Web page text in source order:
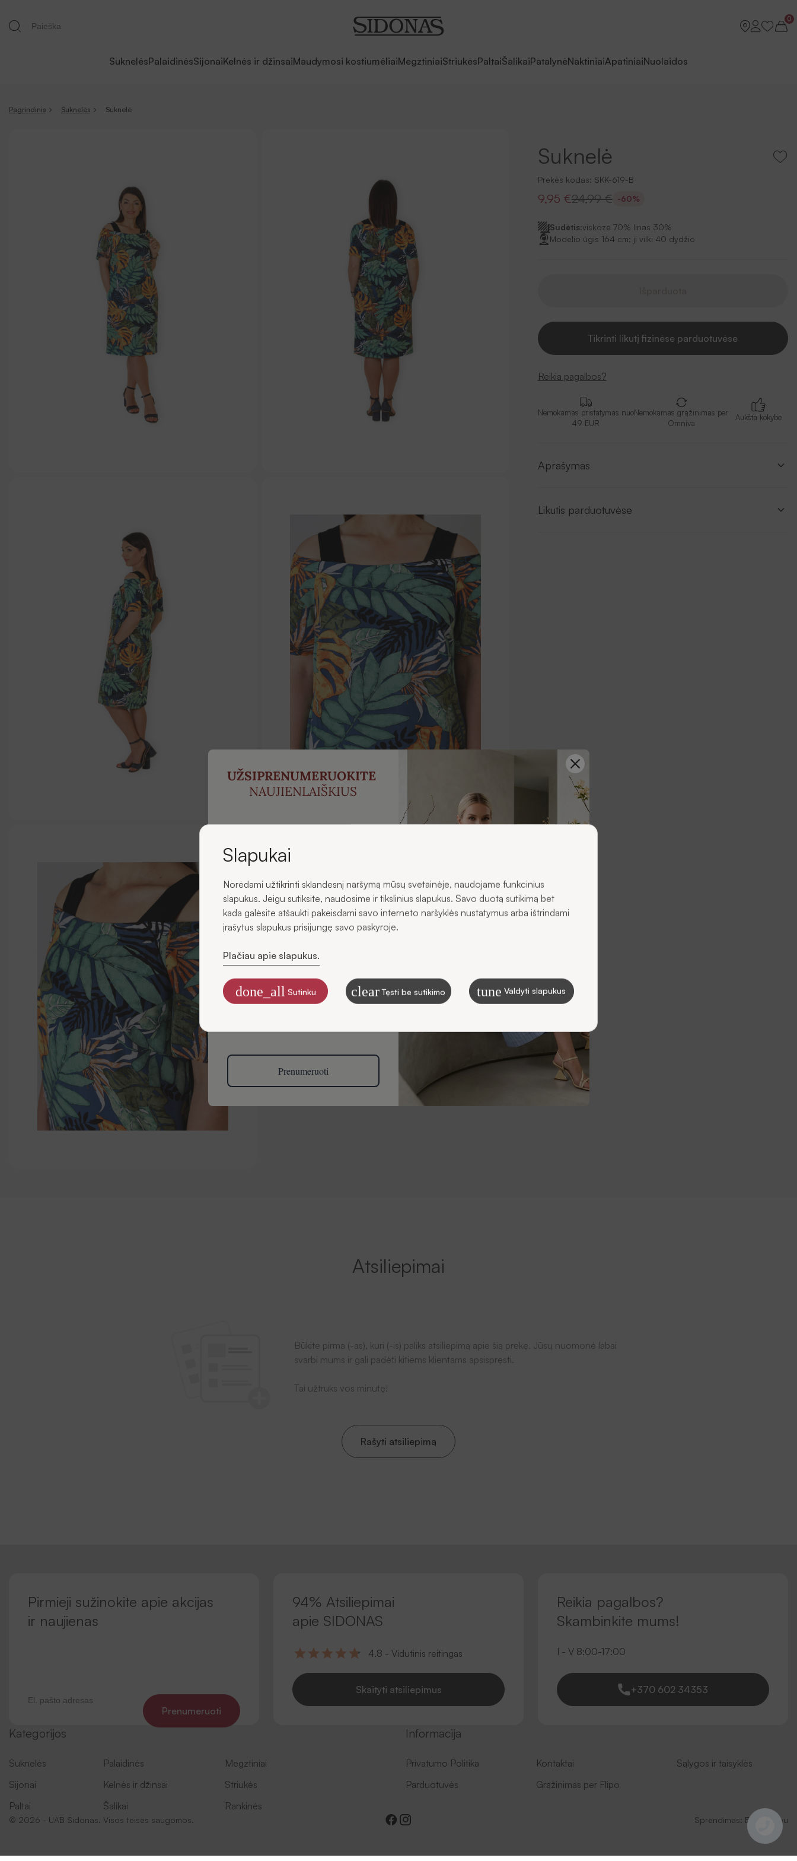
0
SuknelėsPalaidinėsSijonaiKelnės ir džinsaiMaudymosi kostiumėliaiMegztiniaiStriukėsPaltaiŠalikaiPatalynėNaktiniaiApatiniaiNuolaidos
Pagrindinis Suknelės Suknelė
Suknelė
Prekės kodas: SKK-619-B
9,95 €24,99 € -60%
Sudėtis:viskozė 70% linas 30%
Modelio ūgis 164 cm; ji vilki 40 dydžio
Tikrinti likutį fizinėse parduotuvėse
Reikia pagalbos?
Nemokamas pristatymas nuo
49 EUR
Nemokamas grąžinimas per
Omniva
Aukšta kokybė
Aprašymas
Likutis parduotuvėse
Atsiliepimai
Būkite pirma (-as), kuri (-is) paliks atsiliepimą apie šią prekę. Jūsų nuomonė labai
svarbi mums ir gali padėti kitiems klientams apsispręsti.
Tai užtruks vos minutę!
Rašyti atsiliepimą
Pirmieji sužinokite apie akcijas
ir naujienas
Prenumeruoti
94% Atsiliepimai
apie SIDONAS
4.8 - Vidutinis reitingas
Skaityti atsiliepimus
Reikia pagalbos?
Skambinkite mums!
I - V 8:00-17:00
+370 602 34353
Kategorijos
Suknelės Palaidinės
Megztiniai
Sijonai
Kelnės ir džinsai
Striukės
Paltai
Šalikai Rankinės
Informacija
Privatumo Politika Kontaktai
Sąlygos ir taisyklės
Parduotuvės
Grąžinimas per Flipo
© 2026 - UAB Sidonas. Visos teisės saugomos. Sprendimas: Elpresta.eu
UŽSIPRENUMERUOKITE
NAUJIENLAIŠKIUS
El. paštas
Sutinku gauti SIDONO naujienas
Informaciją, kaip tvarkome duomenis
Prenumeruoti
Slapukai
Norėdami užtikrinti sklandesnį naršymą mūsų svetainėje, naudojame funkcinius
slapukus. Jeigu sutiksite, naudosime ir tikslinius slapukus. Savo duotą sutikimą bet
kada galėsite atšaukti pakeisdami savo interneto naršyklės nustatymus arba ištrindami
įrašytus slapukus prisijungę savo paskyroje.
Plačiau apie slapukus.
done_all Sutinku clear Tęsti be sutikimo tune Valdyti slapukus